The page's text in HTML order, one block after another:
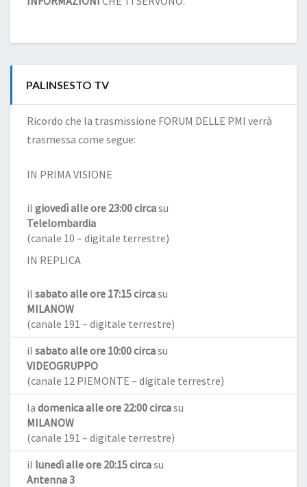
PALINSESTO TV
Ricordo che la trasmissione FORUM DELLE PMI verrà
trasmessa come segue:
IN PRIMA VISIONE
il giovedì alle ore 23:00 circasu
Telelombardia
(canale 10 – digitale terrestre)
IN REPLICA
il sabato alle ore 17:15 circasu
MILANOW
(canale 191 – digitale terrestre)
il sabato alle ore 10:00 circasu
VIDEOGRUPPO
(canale 12 PIEMONTE – digitale terrestre)
la domenica alle ore 22:00 circasu
MILANOW
(canale 191 – digitale terrestre)
il lunedì alle ore 20:15 circasu
Antenna 3